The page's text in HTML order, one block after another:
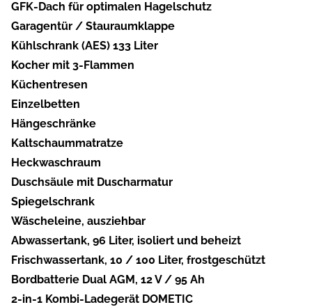
GFK-Dach für optimalen Hagelschutz
Garagentür / Stauraumklappe
Kühlschrank (AES) 133 Liter
Kocher mit 3-Flammen
Küchentresen
Einzelbetten
Hängeschränke
Kaltschaummatratze
Heckwaschraum
Duschsäule mit Duscharmatur
Spiegelschrank
Wäscheleine, ausziehbar
Abwassertank, 96 Liter, isoliert und beheizt
Frischwassertank, 10 / 100 Liter, frostgeschützt
Bordbatterie Dual AGM, 12 V / 95 Ah
2-in-1 Kombi-Ladegerät DOMETIC